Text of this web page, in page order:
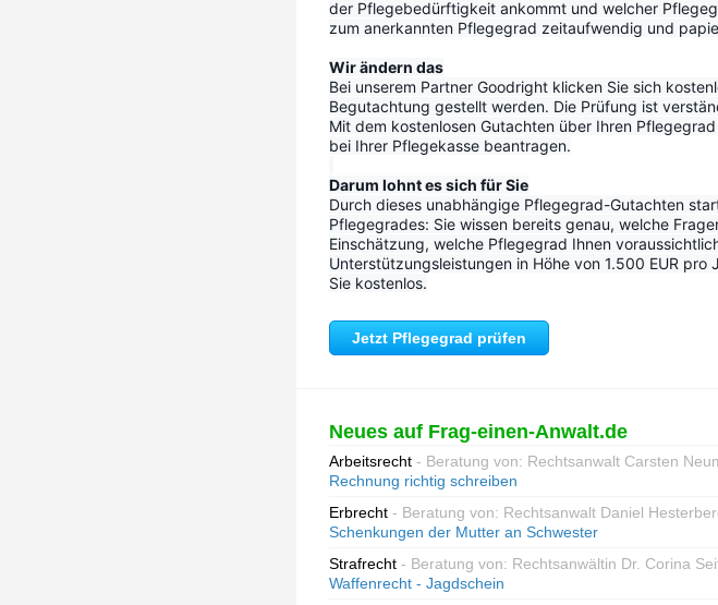
der Pflegebedürftigkeit ankommt und welcher
zum anerkannten Pflegegrad zeitaufwendig und
Wir ändern das
Bei unserem Partner Goodright klicken Sie sich
Begutachtung gestellt werden. Die Prüfung ist
Mit dem kostenlosen Gutachten über Ihren
bei Ihrer Pflegekasse beantragen.
Darum lohnt es sich für Sie
Durch dieses unabhängige Pflegegrad-Gutachten
Pflegegrades: Sie wissen bereits genau, welche
Einschätzung, welche Pflegegrad Ihnen
Unterstützungsleistungen in Höhe von 1.500 EUR
Sie kostenlos.
Jetzt Pflegegrad prüfen
Neues auf Frag-einen-Anwalt.de
Arbeitsrecht - Beratung von: Rechtsanwalt Carsten
Rechnung richtig schreiben
Erbrecht - Beratung von: Rechtsanwalt Daniel
Schenkungen der Mutter an Schwester
Strafrecht - Beratung von: Rechtsanwältin Dr. Corina
Waffenrecht - Jagdschein